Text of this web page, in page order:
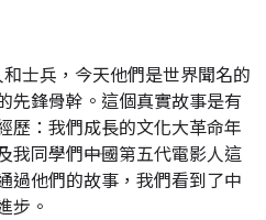
士兵，今天他們是世界聞名的
先鋒骨幹。這個真實故事是有
歷：我們成長的文化大革命年
同學們――中國第五代電影人這
過他們的故事，我們看到了中
步。